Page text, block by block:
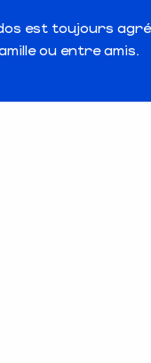
est toujours
ou entre amis.